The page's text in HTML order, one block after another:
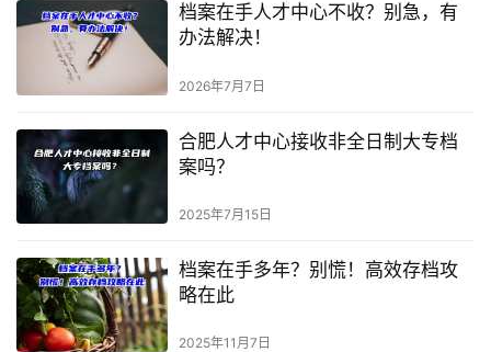
档案在手人才中心不收？别急，有
办法解决！
2026年7月7日
合肥人才中心接收非全日制大专档
案吗？
2025年7月15日
档案在手多年？别慌！高效存档攻
略在此
2025年11月7日